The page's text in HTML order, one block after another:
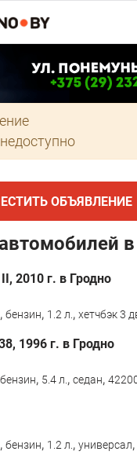
ОБЪЯВЛЕНИЕ
в
2010 г. в Гродно
, бензин, 1.2 л., хетчбэк 3
1996 г. в Гродно
бензин, 5.4 л., седан,
, бензин, 1.2 л., универсал,